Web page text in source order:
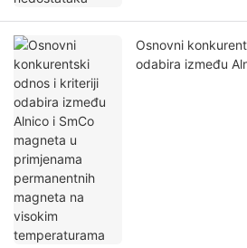
Osnovni
odabira između